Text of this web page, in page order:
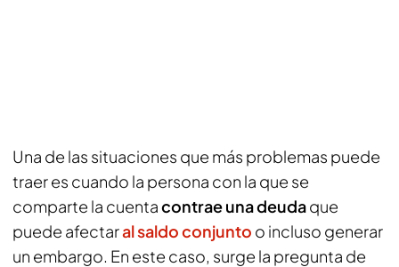
Una de las situaciones que más problemas puede
traer es cuando la persona con la que se
comparte la cuentacontrae una deudaque
puede afectaral saldo conjunto o incluso generar
un embargo. En este caso, surge la pregunta de